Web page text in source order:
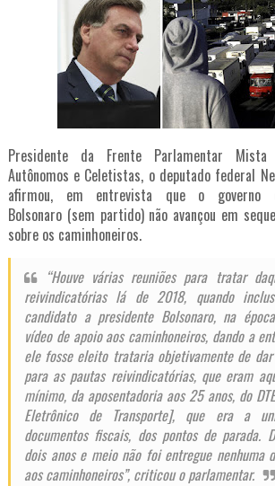
Presidente da Frente Parlamentar Mista
Autônomos e Celetistas, o deputado federal
afirmou, em entrevista que o governo
Bolsonaro(sem partido) não avançou em
sobre os caminhoneiros.
“Houve várias reuniões para tratar
reivindicatórias lá de 2018, quando
candidato a presidente Bolsonaro, na
vídeo de apoio aos caminhoneiros, dando a
ele fosse eleito trataria objetivamente de
para as pautas reivindicatórias, que eram
mínimo, da aposentadoria aos 25 anos, do
Eletrônico de Transporte], que era a
documentos fiscais, dos pontos de parada.
dois anos e meio não foi entregue nenhuma
aos caminhoneiros”, criticou o parlamentar.